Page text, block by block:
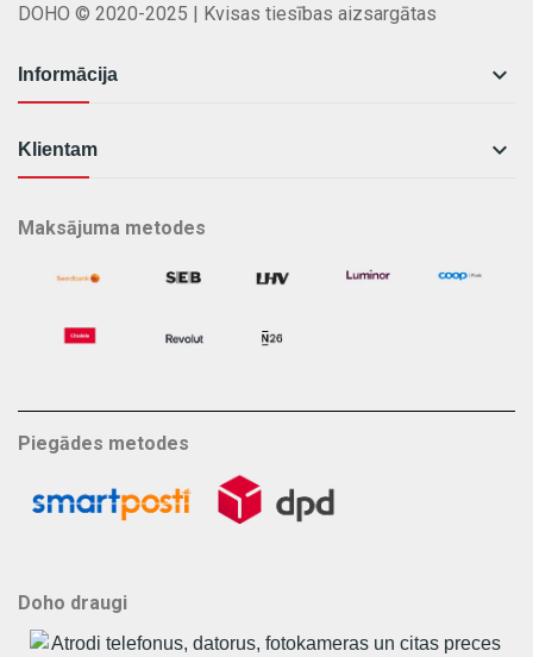
DOHO © 2020-2025 | Kvisas tiesības aizsargātas
Informācija 
Klientam 
Maksājuma metodes
Piegādes metodes
Doho draugi